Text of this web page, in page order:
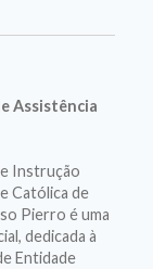
Assistência
Instrução
Católica de
Pierro é uma
dedicada à
Entidade